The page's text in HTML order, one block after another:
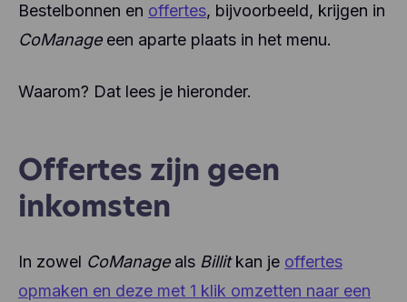
Bestelbonnen en offertes, bijvoorbeeld, krijgen in
CoManageeen aparte plaats in het menu.
Waarom? Dat lees je hieronder.
Offertes zijn geen
inkomsten
In zowel CoManageals Billitkan je offertes
opmaken en deze met 1 klik omzetten naar een